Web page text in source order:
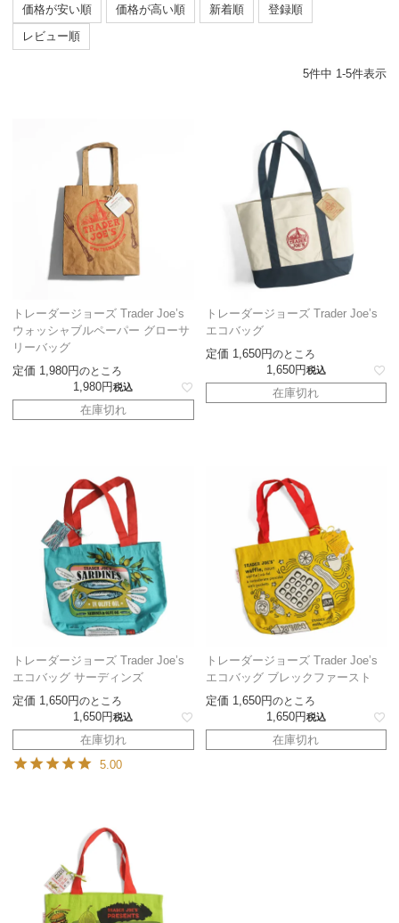
価格が安い順
価格が高い順 新着順
登録順
レビュー順
5件中 1 -5件表示
トレーダージョーズ Trader Joe’s
ウォッシャブルペーパー グローサ
リーバッグ
定価 1,980 のところ
1,980 税込
在庫切れ
トレーダージョーズ Trader Joe’s
エコバッグ
定価 1,650 のところ
1,650 税込
在庫切れ
トレーダージョーズ Trader Joe’s
エコバッグ サーディンズ
定価 1,650 のところ
1,650 税込
在庫切れ
5.00
トレーダージョーズ Trader Joe’s
エコバッグ ブレックファースト
定価 1,650 のところ
1,650 税込
在庫切れ